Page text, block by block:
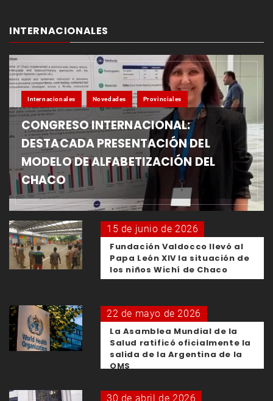
INTERNACIONALES
Internacionales Novedades Provinciales
CONGRESO INTERNACIONAL:
DESTACADA PRESENTACIÓN DEL
MODELO DE ALFABETIZACIÓN DEL
CHACO
15 de junio de 2026
Fundación Valdocco llevó al
Papa León XIV la situación de
los niños Wichí de Chaco
22 de mayo de 2026
La Asamblea Mundial de la
Salud ratificó oficialmente la
salida de la Argentina de la
OMS
30 de abril de 2026